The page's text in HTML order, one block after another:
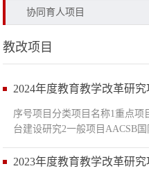
协同育人项目
教改项目
2024年度教育教学改革研究
序号项目分类项目名称1重点
台建设研究2一般项目AACSB
学与实训的《市场营销学》课
2023年度教育教学改革研究